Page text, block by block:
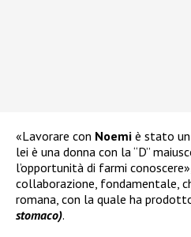
«Lavorare con Noemi è stato un
lei è una donna con la “D”
l’opportunità di farmi
collaborazione, fondamentale,
romana, con la quale ha
stomaco).